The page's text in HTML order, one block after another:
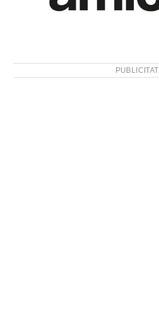
PUBLICITAT